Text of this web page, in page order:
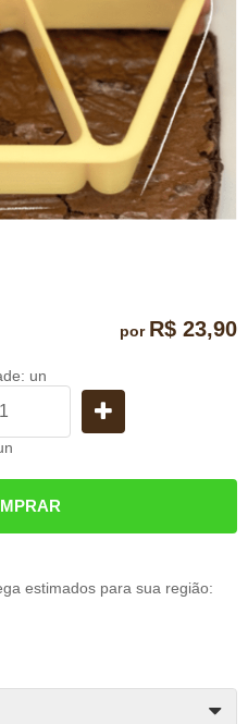
por R$ 23,90
un
estimados para sua região: